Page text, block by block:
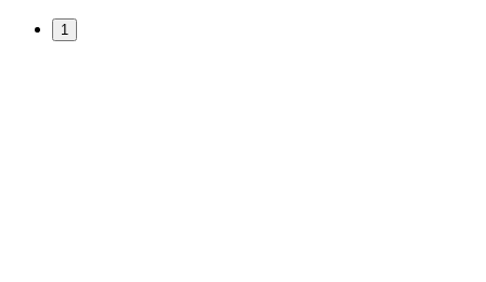
1